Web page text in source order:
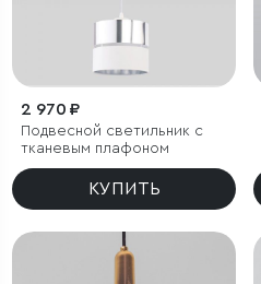
2 970 ₽
Подвесной светильник с
тканевым плафоном
КУПИТЬ